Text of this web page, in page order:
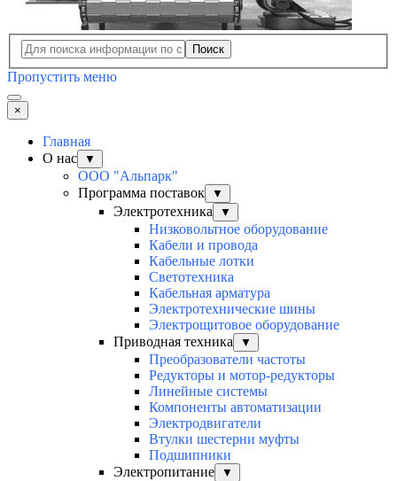
Поиск
Пропустить меню
×
Главная
О нас
▼
ООО "Альпарк"
Программа поставок
▼
Электротехника ▼
Низковольтное оборудование
Кабели и провода
Кабельные лотки
Светотехника
Кабельная арматура
Электротехнические шины
Электрощитовое оборудование
Приводная техника
▼
Преобразователи частоты
Редукторы и мотор-редукторы
Линейные системы
Компоненты автоматизации
Электродвигатели
Втулки шестерни муфты
Подшипники
Электропитание
▼